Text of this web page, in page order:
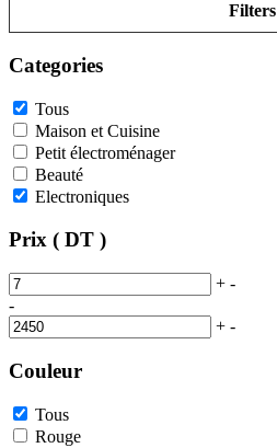
Filters
Categories
Tous
Maison et Cuisine
Petit électroménager
Beauté
Electroniques
Prix ( DT )
+ -
-
+ -
Couleur
Tous
Rouge